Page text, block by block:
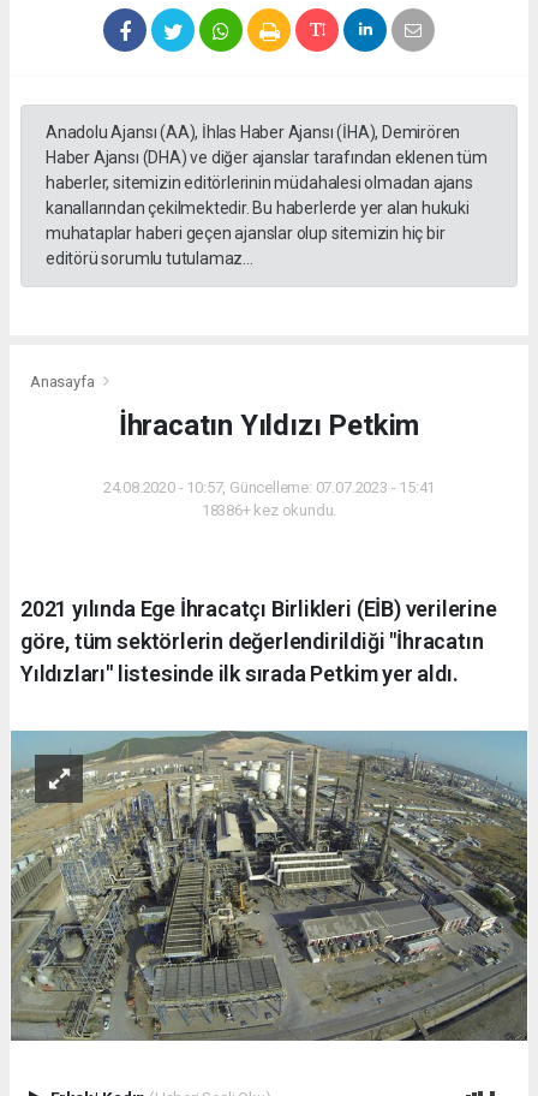
Anadolu Ajansı (AA), İhlas Haber Ajansı (İHA), Demirören
Haber Ajansı (DHA) ve diğer ajanslar tarafından eklenen tüm
haberler, sitemizin editörlerinin müdahalesi olmadan ajans
kanallarından çekilmektedir. Bu haberlerde yer alan hukuki
muhataplar haberi geçen ajanslar olup sitemizin hiç bir
editörü sorumlu tutulamaz...
Anasayfa
İhracatın Yıldızı Petkim
24.08.2020 - 10:57, Güncelleme: 07.07.2023 - 15:41
18386+ kez okundu.
2021 yılında Ege İhracatçı Birlikleri (EİB) verilerine
göre, tüm sektörlerin değerlendirildiği "İhracatın
Yıldızları" listesinde ilk sırada Petkim yer aldı.